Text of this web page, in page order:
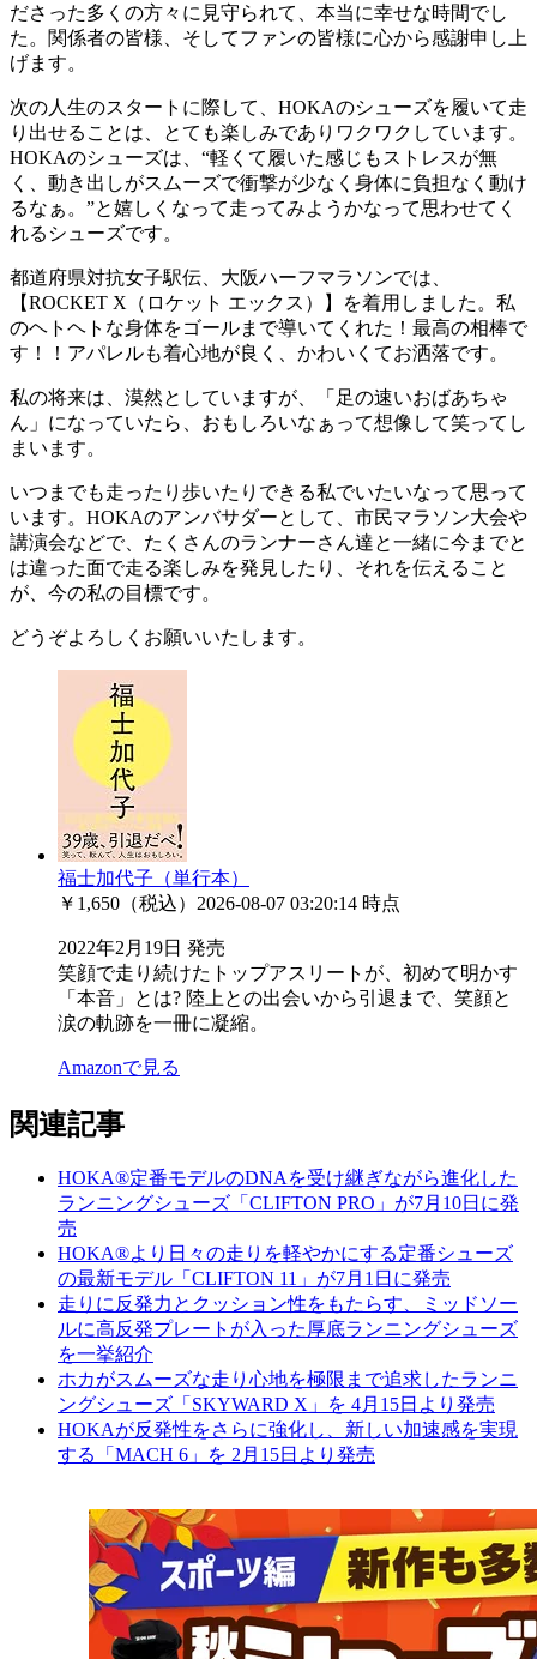
ださった多くの方々に見守られて、本当に幸せな時間でし
た。関係者の皆様、そしてファンの皆様に心から感謝申し上
げます。
次の人生のスタートに際して、HOKAのシューズを履いて走
り出せることは、とても楽しみでありワクワクしています。
HOKAのシューズは、“軽くて履いた感じもストレスが無
く、動き出しがスムーズで衝撃が少なく身体に負担なく動け
るなぁ。”と嬉しくなって走ってみようかなって思わせてく
れるシューズです。
都道府県対抗女子駅伝、大阪ハーフマラソンでは、
【ROCKET X（ロケット エックス）】を着用しました。私
のヘトヘトな身体をゴールまで導いてくれた！最高の相棒で
す！！アパレルも着心地が良く、かわいくてお洒落です。
私の将来は、漠然としていますが、「足の速いおばあちゃ
ん」になっていたら、おもしろいなぁって想像して笑ってし
まいます。
いつまでも走ったり歩いたりできる私でいたいなって思って
います。HOKAのアンバサダーとして、市民マラソン大会や
講演会などで、たくさんのランナーさん達と一緒に今までと
は違った面で走る楽しみを発見したり、それを伝えること
が、今の私の目標です。
どうぞよろしくお願いいたします。
福士加代子（単行本）
￥1,650（税込） 2026-08-07 03:20:14 時点
2022年2月19日 発売
笑顔で走り続けたトップアスリートが、初めて明かす
「本音」とは? 陸上との出会いから引退まで、笑顔と
涙の軌跡を一冊に凝縮。
Amazonで見る
関連記事
HOKA®定番モデルのDNAを受け継ぎながら進化した
ランニングシューズ「CLIFTON PRO」が7月10日に発
売
HOKA®より日々の走りを軽やかにする定番シューズ
の最新モデル「CLIFTON 11」が7月1日に発売
走りに反発力とクッション性をもたらす、ミッドソー
ルに高反発プレートが入った厚底ランニングシューズ
を一挙紹介
ホカがスムーズな走り心地を極限まで追求したランニ
ングシューズ「SKYWARD X」を 4月15日より発売
HOKAが反発性をさらに強化し、新しい加速感を実現
する「MACH 6」を 2月15日より発売